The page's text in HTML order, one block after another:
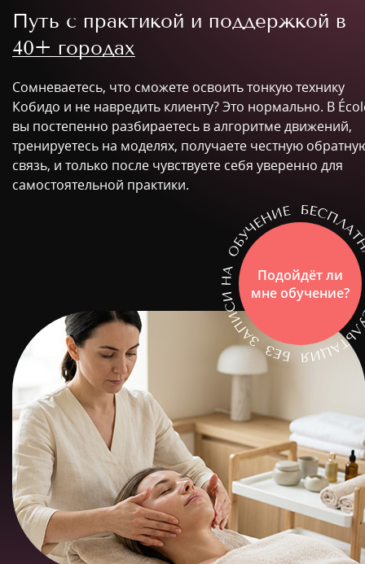
Путь с практикой и поддержкой в
40+ городах
Сомневаетесь, что сможете освоить тонкую технику
Кобидо и не навредить клиенту? Это нормально. В
вы постепенно разбираетесь в алгоритме движений,
тренируетесь на моделях, получаете честную
связь, и только после чувствуете себя уверенно для
самостоятельной практики.
Подойдёт ли
мне обучение?